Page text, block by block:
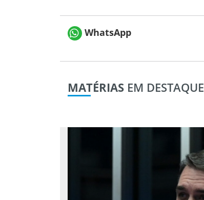
WhatsApp
MATÉRIAS EM DESTAQUE